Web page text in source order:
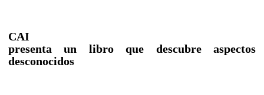
CAI
presenta un libro que descubre aspectos
desconocidos